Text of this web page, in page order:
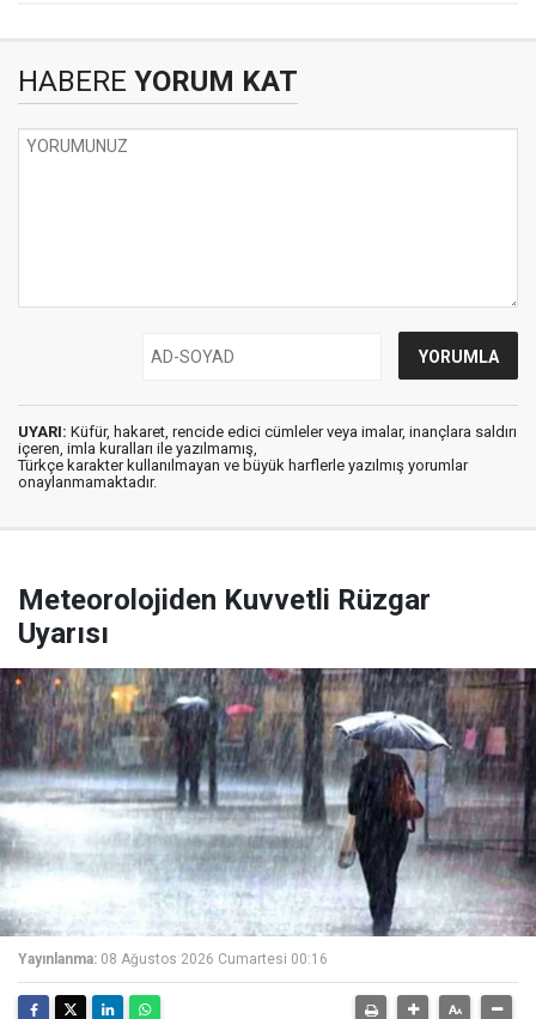
HABERE YORUM KAT
UYARI: Küfür, hakaret, rencide edici cümleler veya imalar, inançlara saldırı
içeren, imla kuralları ile yazılmamış,
Türkçe karakter kullanılmayan ve büyük harflerle yazılmış yorumlar
onaylanmamaktadır.
Meteorolojiden Kuvvetli Rüzgar
Uyarısı
Yayınlanma: 08 Ağustos 2026 Cumartesi 00:16